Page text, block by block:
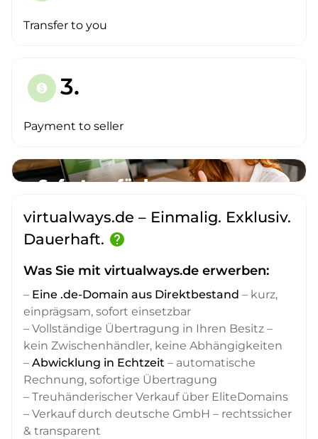
Transfer to you
paid 3.
Payment to seller
virtualways.de – Einmalig. Exklusiv.
Dauerhaft. help
Was Sie mit virtualways.de erwerben:
– Eine .de-Domain aus Direktbestand – kurz,
einprägsam, sofort einsetzbar
– Vollständige Übertragung in Ihren Besitz –
kein Zwischenhändler, keine Abhängigkeiten
– Abwicklung in Echtzeit – automatische
Rechnung, sofortige Übertragung
– Treuhänderischer Verkauf über EliteDomains
– Verkauf durch deutsche GmbH – rechtssicher
& transparent